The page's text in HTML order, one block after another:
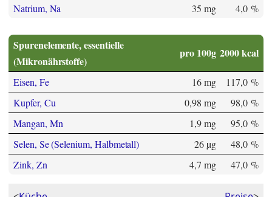
Natrium, Na
35 mg 4,0 %
Spurenelemente, essentielle
(Mikronährstoffe)
pro 100g 2000 kcal
Eisen, Fe 16 mg
117,0 %
Kupfer, Cu
0,98 mg
98,0 %
Mangan, Mn
1,9 mg
95,0 %
Selen, Se (Selenium, Halbmetall)
26 µg
48,0 %
Zink, Zn
4,7 mg 47,0 %